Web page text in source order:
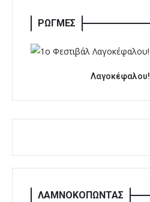
ΡΩΓΜΕΣ
Λαγοκέφαλου!
ΛΑΜΝΟΚΟΠΩΝΤΑΣ